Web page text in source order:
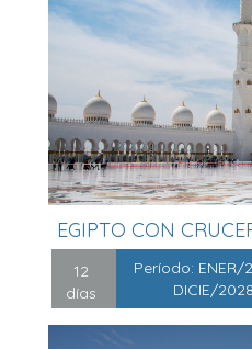
EGIPTO CON
12
días
Período: ENER/
DICIE/2028